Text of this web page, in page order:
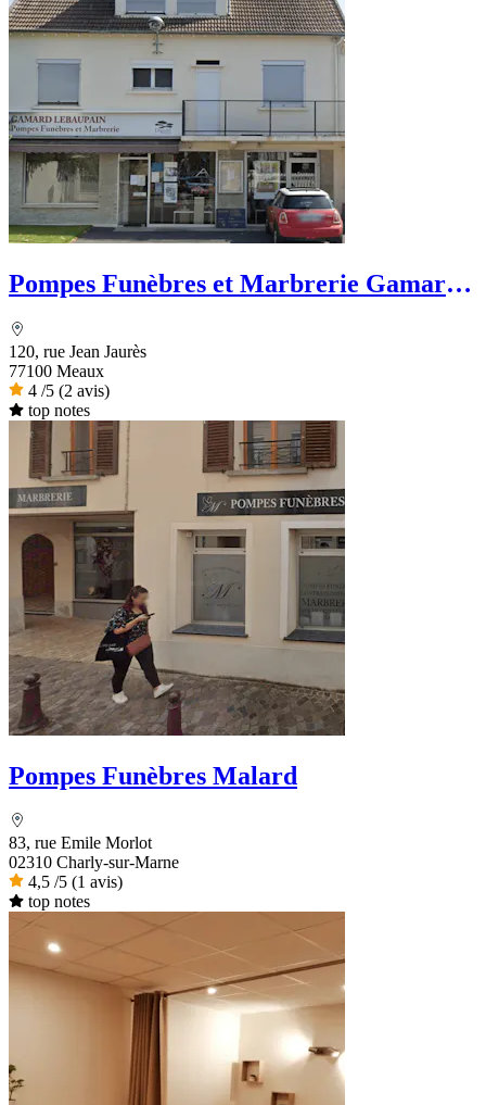
Pompes Funèbres et Marbrerie Gamard
120, rue Jean Jaurès
77100 Meaux
4 /5 (2 avis)
top notes
Pompes Funèbres Malard
83, rue Emile Morlot
02310 Charly-sur-Marne
4,5 /5 (1 avis)
top notes